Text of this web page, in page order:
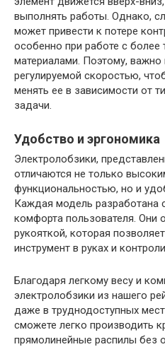
выполнять работы. Однако,
может привести к потере
особенно при работе с
материалами. Поэтому,
регулируемой скоростью,
менять ее в зависимости от
задачи.
Удобство и эргономика
Электролобзики,
отличаются не только
функциональностью, но и
Каждая модель разработана
комфорта пользователя. Они
рукояткой, которая
инструмент в руках и
Благодаря легкому весу и
электролобзики из нашего
даже в труднодоступных
сможете легко производить
прямолинейные распилы без